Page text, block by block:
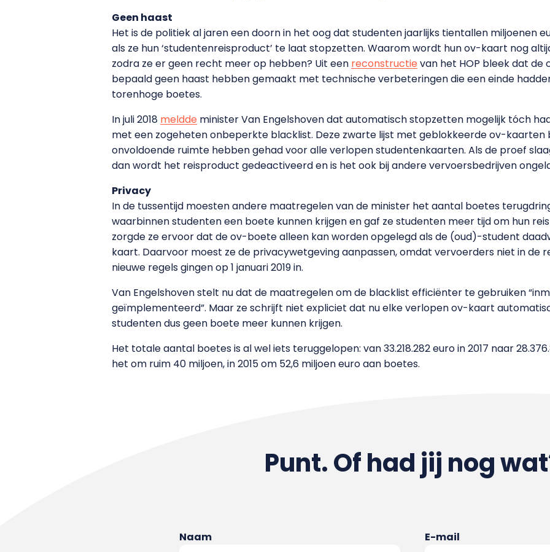
Geen haast
Het is de politiek al jaren een doorn in het oog dat studenten jaarlijks tientallen miljoenen
als ze hun ‘studentenreisproduct’ te laat stopzetten. Waarom wordt hun ov-kaart nog
zodra ze er geen recht meer op hebben? Uit een reconstructievan het HOP bleek dat
bepaald geen haast hebben gemaakt met technische verbeteringen die een einde
torenhoge boetes.
In juli 2018 meldde minister Van Engelshoven dat automatisch stopzetten mogelijk tóch
met een zogeheten onbeperkte blacklist. Deze zwarte lijst met geblokkeerde ov-kaarten
onvoldoende ruimte hebben gehad voor alle verlopen studentenkaarten. Als de proef
dan wordt het reisproduct gedeactiveerd en is het ook bij andere vervoersbedrijven
Privacy
In de tussentijd moesten andere maatregelen van de minister het aantal boetes
waarbinnen studenten een boete kunnen krijgen en gaf ze studenten meer tijd om hun
zorgde ze ervoor dat de ov-boete alleen kan worden opgelegd als de (oud)-student
kaart. Daarvoor moest ze de privacywetgeving aanpassen, omdat vervoerders niet in de
nieuwe regels gingen op 1 januari 2019 in.
Van Engelshoven stelt nu dat de maatregelen om de blacklist efficiënter te gebruiken
geïmplementeerd”. Maar ze schrijft niet expliciet dat nu elke verlopen ov-kaart
studenten dus geen boete meer kunnen krijgen.
Het totale aantal boetes is al wel iets teruggelopen: van 33.218.282 euro in 2017 naar
het om ruim 40 miljoen, in 2015 om 52,6 miljoen euro aan boetes.
Punt. Of had jij nog
Naam E-mail